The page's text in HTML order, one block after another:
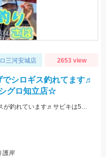
三河安城店 2653 view
でシロギス釣れてます♬
グロ知立店☆
サビキでサバにアジ♪ちょい投げでシロギスが釣れています♬サビキは5号前後の針がオススメです☆
護岸